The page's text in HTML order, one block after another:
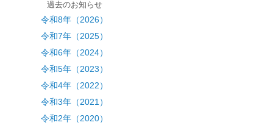
過去のお知らせ
令和8年（2026）
令和7年（2025）
令和6年（2024）
令和5年（2023）
令和4年（2022）
令和3年（2021）
令和2年（2020）